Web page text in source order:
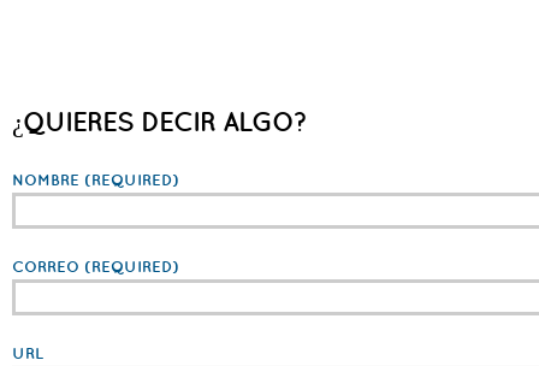
¿QUIERES DECIR ALGO?
NOMBRE (REQUIRED)
CORREO (REQUIRED)
URL